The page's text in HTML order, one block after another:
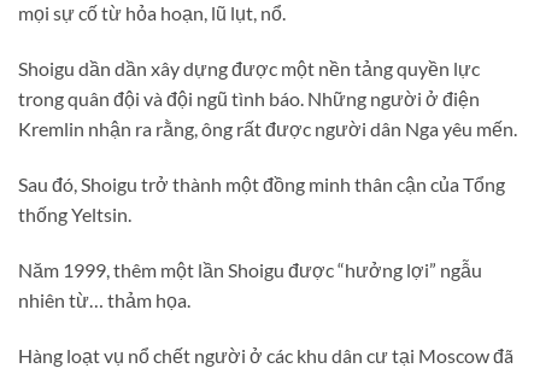
mọi sự cố từ hỏa hoạn, lũ lụt, nổ.
Shoigu dần dần xây dựng được một nền tảng quyền lực
trong quân đội và đội ngũ tình báo. Những người ở điện
Kremlin nhận ra rằng, ông rất được người dân Nga yêu mến.
Sau đó, Shoigu trở thành một đồng minh thân cận của Tổng
thống Yeltsin.
Năm 1999, thêm một lần Shoigu được “hưởng lợi” ngẫu
nhiên từ… thảm họa.
Hàng loạt vụ nổ chết người ở các khu dân cư tại Moscow đã